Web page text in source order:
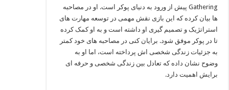
Gathering پیش از ورود به دنیای پوکر است. او در مصاحبه‌
ها بیان کرده که این بازی نقش مهمی در توسعه مهارت‌ های
استراتژیک و تصمیم‌ گیری او داشته است و به او کمک کرده
تا در پوکر موفق شود. برایان کنی در مصاحبه‌ های خود کمتر
به جزئیات زندگی شخصی‌ اش پرداخته است، اما او به
وضوح نشان داده که تعادل بین زندگی شخصی و حرفه‌ ای
برایش اهمیت دارد.